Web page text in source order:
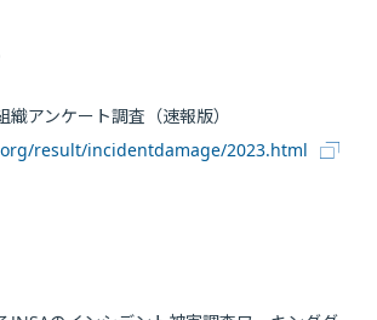
アンケート調査（速報版）
result/incidentdamage/2023.html